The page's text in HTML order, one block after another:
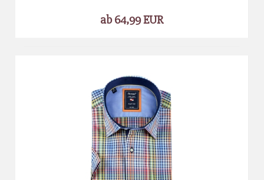
ab 64,99 EUR